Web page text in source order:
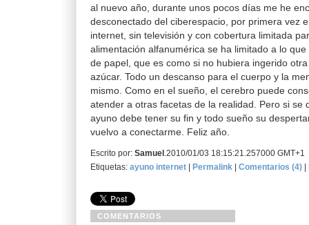
al nuevo año, durante unos pocos días me he
desconectado del ciberespacio, por primera vez
internet, sin televisión y con cobertura limitada
alimentación alfanumérica se ha limitado a lo
de papel, que es como si no hubiera ingerido
azúcar. Todo un descanso para el cuerpo y la
mismo. Como en el sueño, el cerebro puede
atender a otras facetas de la realidad. Pero si se
ayuno debe tener su fin y todo sueño su
vuelvo a conectarme. Feliz año.
Escrito por: Samuel .2010/01/03 18:15:21.257000 GMT+1
Etiquetas: ayuno internet | Permalink | Comentarios (4) |
COMENTARIOS